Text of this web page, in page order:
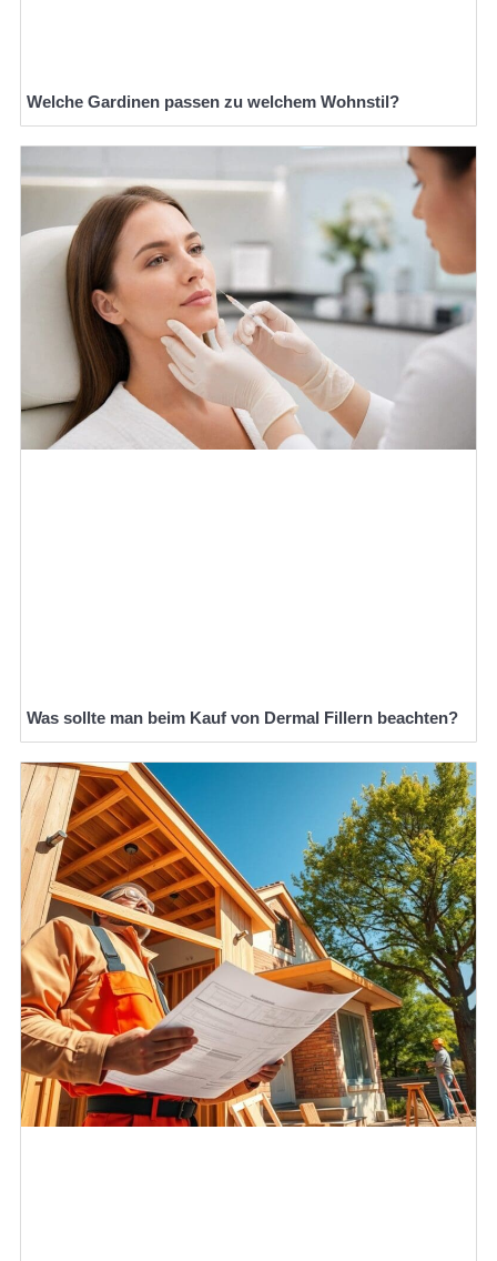
Welche Gardinen passen zu welchem Wohnstil?
Was sollte man beim Kauf von Dermal Fillern beachten?